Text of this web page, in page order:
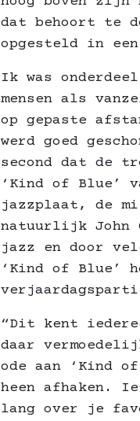
dat behoort te
opgesteld in
Ik was
mensen als
op gepaste
werd goed
second dat de
‘Kind of Blue’
jazzplaat, de
natuurlijk John
jazz en door
‘Kind of Blue’
“Dit kent
daar
ode aan ‘Kind
heen afhaken.
lang over je